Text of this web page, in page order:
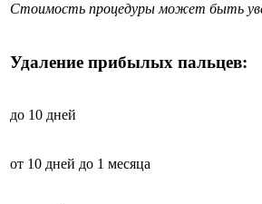
Стоимость процедуры может быть
Удаление прибылых пальцев:
до 10 дней
от 10 дней до 1 месяца